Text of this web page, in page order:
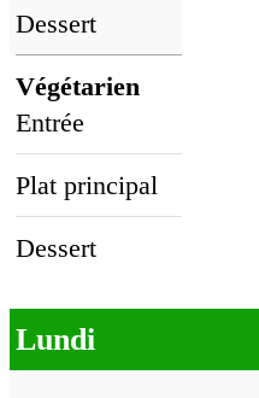
Dessert
Végétarien
Entrée
Plat principal
Dessert
Lundi